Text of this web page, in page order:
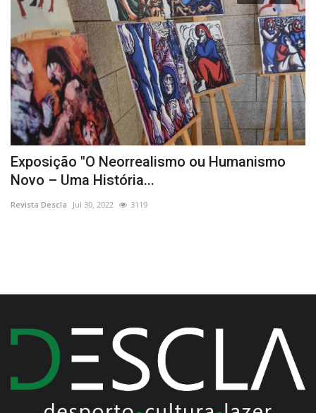
Exposição "O Neorrealismo ou Humanismo
Novo – Uma História...
Revista Descla Jul 30, 2022 3119